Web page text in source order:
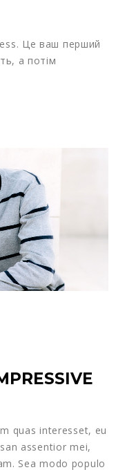
Це ваш перший
а потім
quas interesset, eu
assentior mei,
Sea modo populo